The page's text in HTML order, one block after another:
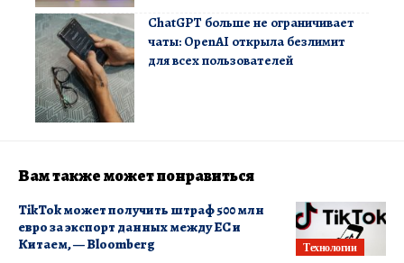
ChatGPT больше не ограничивает
чаты: OpenAI открыла безлимит
для всех пользователей
Вам также может понравиться
Технологии
TikTok может получить штраф 500 млн
евро за экспорт данных между ЕС и
Китаем, — Bloomberg